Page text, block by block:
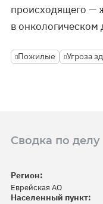
происходящего —
в онкологическом
Пожилые Угроза
Сводка по делу
Регион:
Еврейская АО
Населенный пункт: